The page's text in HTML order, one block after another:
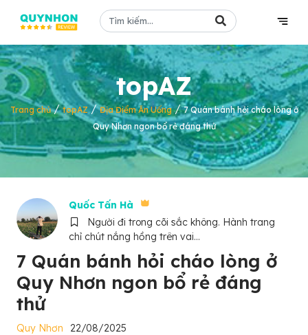
topAZ
Trang chủ/topAZ/Địa Điểm Ăn Uống/7 Quán bánh hỏi cháo lòng ở
Quy Nhơn ngon bổ rẻ đáng thử
Quốc Tấn Hà
Người đi trong cõi sắc không. Hành trang
chỉ chút nắng hồng trên vai...
7 Quán bánh hỏi cháo lòng ở
Quy Nhơn ngon bổ rẻ đáng
thử
Quy Nhơn
22/08/2025